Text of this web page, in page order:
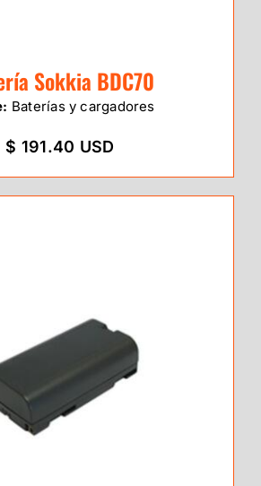
Sokkia BDC70
Baterías y cargadores
$ 191.40 USD